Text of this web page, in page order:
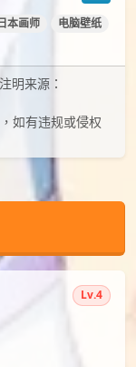
本画师
电脑壁纸
明来源：
如有违规或侵权
Lv.4